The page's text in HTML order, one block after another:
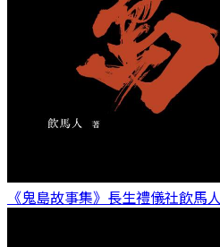
《鬼島故事集》長生禮儀社飲馬人